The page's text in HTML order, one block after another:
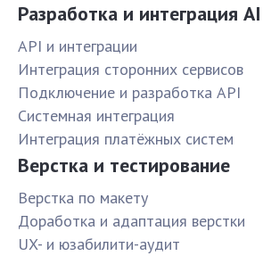
Разработка и интеграция AI
API и интеграции
Интеграция сторонних сервисов
Подключение и разработка API
Системная интеграция
Интеграция платёжных систем
Верстка и тестирование
Верстка по макету
Доработка и адаптация верстки
UX- и юзабилити-аудит